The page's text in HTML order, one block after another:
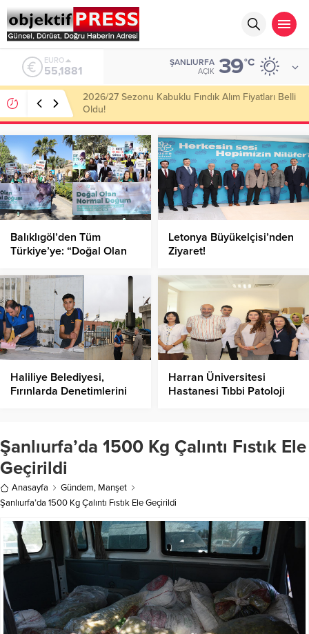
ALTIN
6.660,55
ŞANLIURFA
AÇIK 39°C
Haliliye Belediyesi Her Gün 4 Bin 898 Kişiye Sıcak
Yemek Ulaştırıyor!
Balıklıgöl’den Tüm
Türkiye’ye: “Doğal Olan
Letonya Büyükelçisi’nden
Ziyaret!
Haliliye Belediyesi,
Fırınlarda Denetimlerini
Harran Üniversitesi
Hastanesi Tıbbi Patoloji
Sürdürüyor!
Şanlıurfa’da 1500 Kg Çalıntı Fıstık Ele
Geçirildi
Anasayfa Gündem, Manşet
Şanlıurfa’da 1500 Kg Çalıntı Fıstık Ele Geçirildi